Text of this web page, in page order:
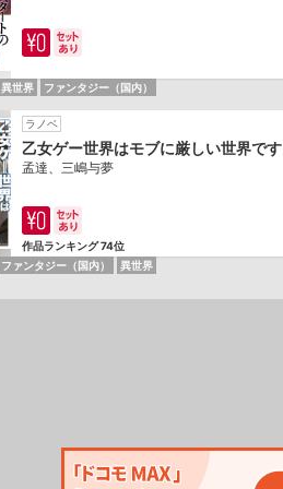
異世界 ファンタジー（国内）
ラノベ
乙女ゲー世界はモブに厳しい世界です
孟達、三嶋与夢
作品ランキング 74位
ファンタジー（国内） 異世界